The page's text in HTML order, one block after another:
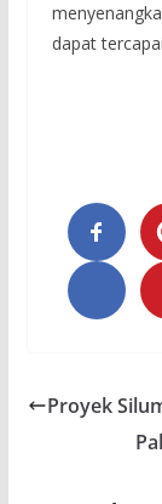
dapat
Proyek